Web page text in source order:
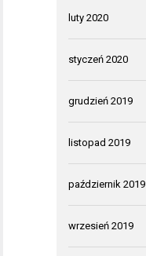
luty 2020
styczeń 2020
grudzień 2019
listopad 2019
październik 2019
wrzesień 2019